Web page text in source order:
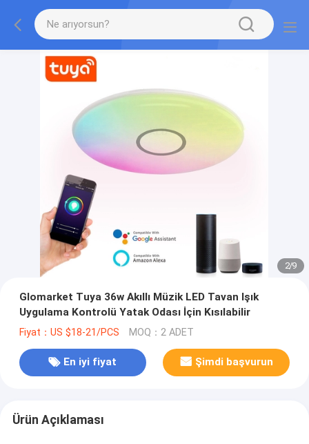
2/9
Glomarket Tuya 36w Akıllı Müzik LED Tavan Işık
Uygulama Kontrolü Yatak Odası İçin Kısılabilir
Fiyat：US $18-21/PCS MOQ：2 ADET
En iyi fiyat Şimdi başvurun
Ürün Açıklaması